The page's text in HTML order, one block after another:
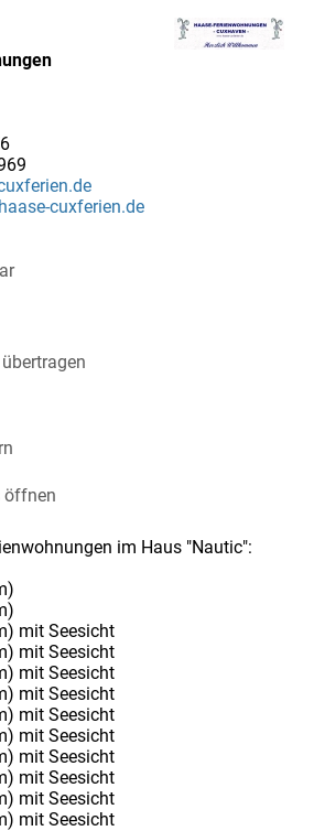
cuxferien.de
öffnen
im Haus "Nautic":
mit Seesicht
mit Seesicht
mit Seesicht
mit Seesicht
mit Seesicht
mit Seesicht
mit Seesicht
mit Seesicht
mit Seesicht
mit Seesicht